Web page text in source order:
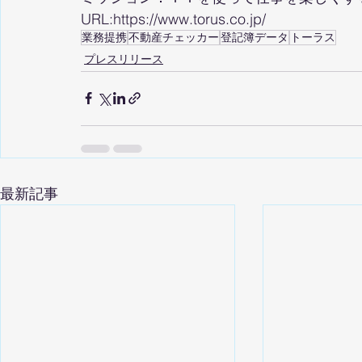
URL:https://www.torus.co.jp/
業務提携不動産チェッカー登記簿データ トーラス
プレスリリース
最新記事